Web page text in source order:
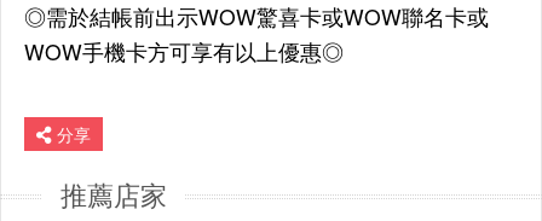
◎需於結帳前出示WOW驚喜卡或WOW聯名卡或
WOW手機卡方可享有以上優惠◎
分享
推薦店家